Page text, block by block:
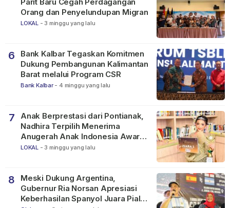
Orang dan Penyelundupan Migran
LOKAL - 3 minggu yang lalu
6
Bank Kalbar Tegaskan Komitmen
Dukung Pembangunan Kalimantan
Barat melalui Program CSR
Bank Kalbar - 4 minggu yang lalu
7
Anak Berprestasi dari Pontianak,
Nadhira Terpilih Menerima
Anugerah Anak Indonesia Awards
2026
LOKAL - 3 minggu yang lalu
8
Meski Dukung Argentina,
Gubernur Ria Norsan Apresiasi
Keberhasilan Spanyol Juara Piala